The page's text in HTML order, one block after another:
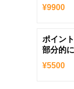
¥9900
ポイン
部分的に
¥5500